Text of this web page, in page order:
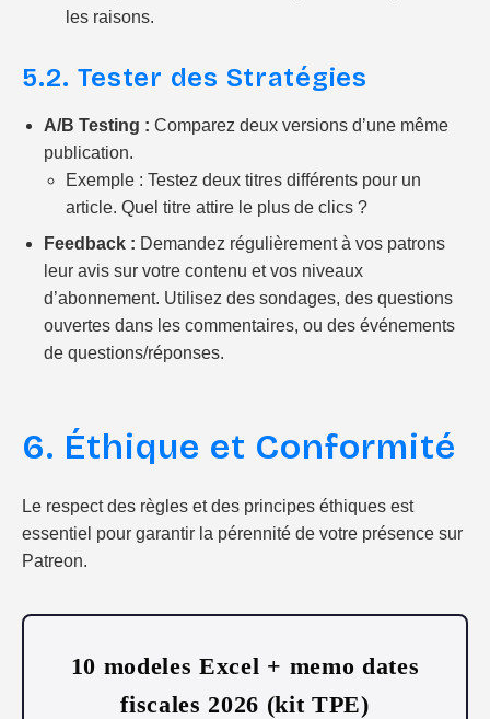
les raisons.
5.2. Tester des Stratégies
A/B Testing : Comparez deux versions d’une même
publication.
Exemple : Testez deux titres différents pour un
article. Quel titre attire le plus de clics ?
Feedback : Demandez régulièrement à vos patrons
leur avis sur votre contenu et vos niveaux
d’abonnement. Utilisez des sondages, des questions
ouvertes dans les commentaires, ou des événements
de questions/réponses.
6. Éthique et Conformité
Le respect des règles et des principes éthiques est
essentiel pour garantir la pérennité de votre présence sur
Patreon.
10 modeles Excel + memo dates
fiscales 2026 (kit TPE)